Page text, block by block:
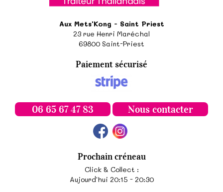
Aux Mets'Kong - Saint Priest
23 rue Henri Maréchal
69800 Saint-Priest
Paiement sécurisé
06 65 67 47 83 Nous contacter
Prochain créneau
Click & Collect :
Aujourd'hui 20:15 - 20:30